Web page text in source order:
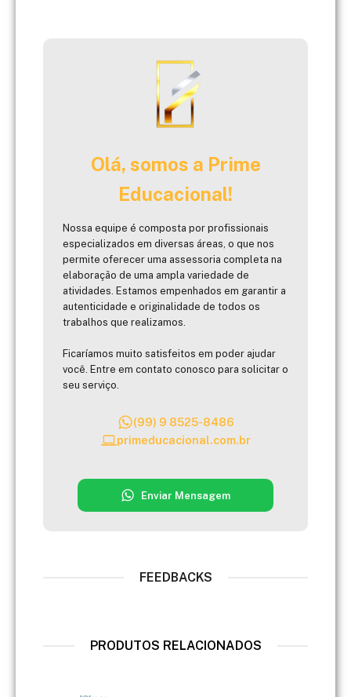
Olá, somos a Prime
Educacional!
Nossa equipe é composta por profissionais
especializados em diversas áreas, o que nos
permite oferecer uma assessoria completa na
elaboração de uma ampla variedade de
atividades. Estamos empenhados em garantir a
autenticidade e originalidade de todos os
trabalhos que realizamos.
Ficaríamos muito satisfeitos em poder ajudar
você. Entre em contato conosco para solicitar o
seu serviço.
(99) 9 8525-8486
primeducacional.com.br
Enviar Mensagem
FEEDBACKS
PRODUTOS RELACIONADOS